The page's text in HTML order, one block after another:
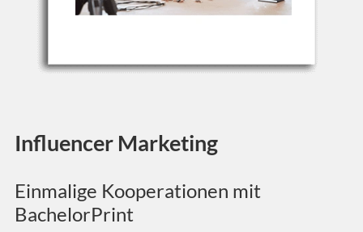
Influencer Marketing
Einmalige Kooperationen mit
BachelorPrint